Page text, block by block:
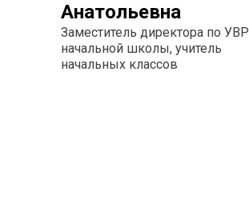
Анатольевна
Заместитель директора по УВР
начальной школы, учитель
начальных классов